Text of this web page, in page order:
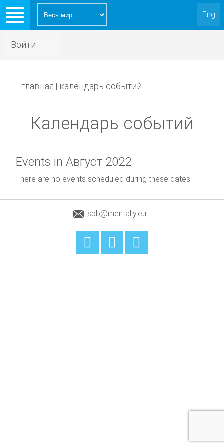
Eng
Войти
главная | календарь событий
Календарь событий
Events in Август 2022
There are no events scheduled during these dates.
spb@mentally.eu